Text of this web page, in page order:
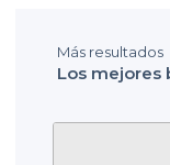
Más resultados
Los mejores